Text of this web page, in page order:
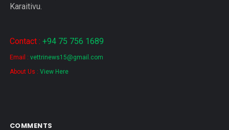
Karaitivu.
Contact : +94 75 756 1689
Email : vettrinews15@gmail.com
About Us : View Here
COMMENTS